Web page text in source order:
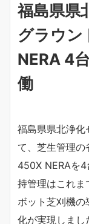
福島県県
グラウ
NERA 4
働
福島県県北浄化
て、芝生管理
450X NERAを
持管理はこれま
ボット芝刈機
化が実現しまし